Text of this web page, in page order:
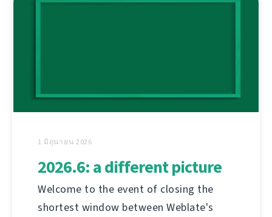
1 มิถุนายน 2026
2026.6: a different picture
Welcome to the event of closing the
shortest window between Weblate's